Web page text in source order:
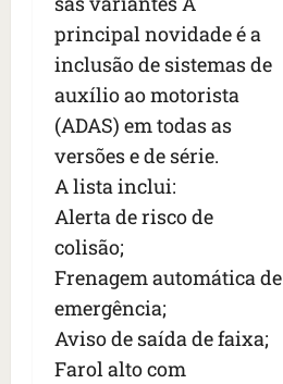
principal novidade é a
inclusão de sistemas de
auxílio ao motorista
(ADAS) em todas as
versões e de série.
A lista inclui:
Alerta de risco de
colisão;
Frenagem automática de
emergência;
Aviso de saída de faixa;
Farol alto com